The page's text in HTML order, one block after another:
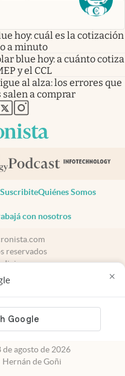
×
hoy: cuál es la cotización
a minuto
blue hoy: a cuánto cotiza
y el CCL
al alza: los errores que
salen a comprar
pestaña
nueva pestaña
en nueva pestaña
abre en nueva pestaña
abre en nueva pestaña
SuscribiteQuiénes Somos
con nosotros
reservados
Comercial S.A Registro de
agosto de 2026
de Goñi